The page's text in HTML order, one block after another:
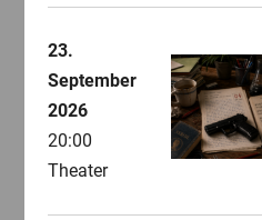
23.
September
2026
20:00
Theater